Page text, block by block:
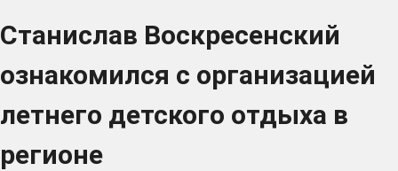
Станислав Воскресенский
ознакомился с организацией
летнего детского отдыха в
регионе